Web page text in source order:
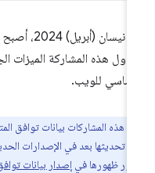
(أبريل) 2024، أصبح
هذه المشاركة الميزات
للويب.
تحديثها بعد في الإصدارات
ظهورها فيإصدار بيانات توافق